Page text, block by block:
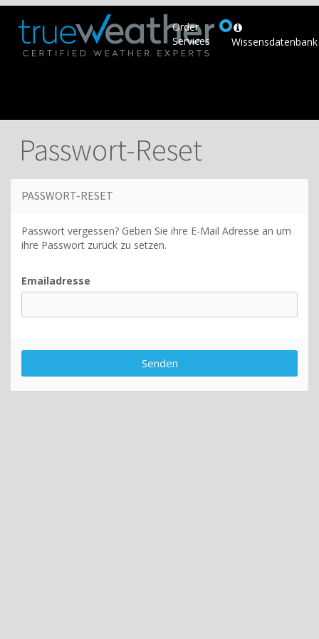
Order
Services
Wissensdatenbank
Passwort-Reset
PASSWORT-RESET
Passwort vergessen? Geben Sie ihre E-Mail Adresse an um
ihre Passwort zurück zu setzen.
Emailadresse